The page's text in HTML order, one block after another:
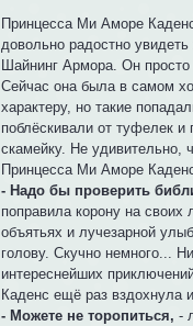
Принцесса Ми Аморе
довольно радостно
Шайнинг Армора. Он
Сейчас она была в самом
характеру, но такие
поблёскивали от туфелек
скамейку. Не удивительно,
Принцесса Ми Аморе
- Надо бы проверить
поправила корону на
объятьях и лучезарной
голову. Скучно немного...
интереснейших
Каденс ещё раз вздохнула
- Можете не торопиться, -